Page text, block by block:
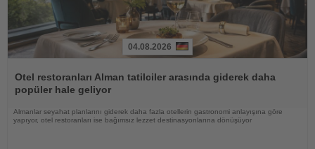
Oku
04.08.2026
Otel restoranları Alman tatilciler arasında giderek daha
popüler hale geliyor
Almanlar seyahat planlarını giderek daha fazla otellerin gastronomi anlayışına göre
yapıyor, otel restoranları ise bağımsız lezzet destinasyonlarına dönüşüyor